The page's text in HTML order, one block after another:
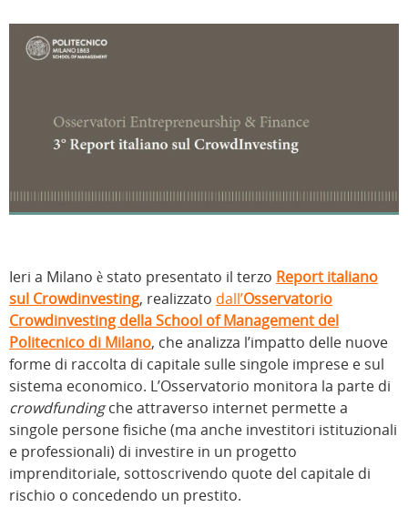
Ieri a Milano è stato presentato il terzo Report italiano
sul Crowdinvesting, realizzato dall’Osservatorio
Crowdinvesting della School of Management del
Politecnico di Milano, che analizza l’impatto delle nuove
forme di raccolta di capitale sulle singole imprese e sul
sistema economico. L’Osservatorio monitora la parte di
crowdfundingche attraverso internet permette a
singole persone fisiche (ma anche investitori istituzionali
e professionali) di investire in un progetto
imprenditoriale, sottoscrivendo quote del capitale di
rischio o concedendo un prestito.